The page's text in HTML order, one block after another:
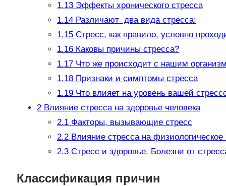
1.13Эффекты хронического стресса
1.14Различают два вида стресса:
1.15Стресс, как правило, условно
1.16Каковы причины стресса?
1.17Что же происходит с нашим
1.18Признаки и симптомы стресса
1.19Что влияет на уровень вашей
2Влияние стресса на здоровье человека
2.1Факторы, вызывающие стресс
2.2Влияние стресса на физиологическое
2.3Стресс и здоровье. Болезни от
Классификация причин